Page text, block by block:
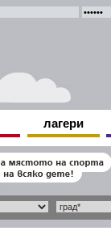
лагери